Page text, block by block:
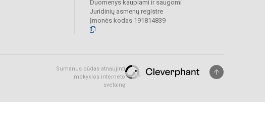
Duomenys kaupiami ir saugomi
Juridinių asmenų registre
Įmonės kodas 191814839
Sumanus būdas atnaujinti
mokyklos interneto
svetainę